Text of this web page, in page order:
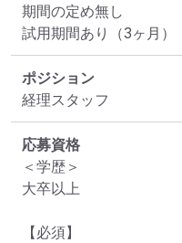
期間の定め無し
試用期間あり（3ヶ月）
ポジション
経理スタッフ
応募資格
＜学歴＞
大卒以上
【必須】